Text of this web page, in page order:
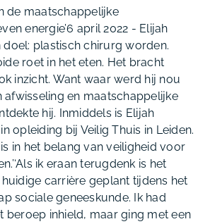
de maatschappelijke
energie’6 april 2022 - Elijah
doel: plastisch chirurg worden.
roet in het eten. Het bracht
inzicht. Want waar werd hij nou
afwisseling en maatschappelijke
hij. Inmiddels is Elijah
opleiding bij Veilig Thuis in Leiden.
is in het belang van veiligheid voor
ik eraan terugdenk is het
carrière geplant tijdens het
sociale geneeskunde. Ik had
beroep inhield, maar ging met een